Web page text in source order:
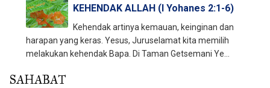
KEHENDAK ALLAH (I Yohanes 2:1-6)
Kehendak artinya kemauan, keinginan dan
harapan yang keras. Yesus, Juruselamat kita memilih
melakukan kehendak Bapa. Di Taman Getsemani Ye...
SAHABAT